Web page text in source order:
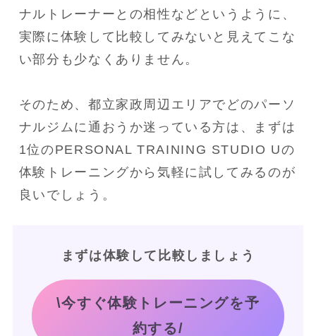
ナルトレーナーとの相性などというように、
実際に体験して比較してみないと見えてこな
い部分も少なくありません。
そのため、都立家政周辺エリアでどのパーソ
ナルジムに通おうか迷っている方は、まずは
1位のPERSONAL TRAINING STUDIO Uの
体験トレーニングから気軽に試してみるのが
良いでしょう。
まずは体験して比較しましょう
\今すぐ体験トレーニングを予
約する/